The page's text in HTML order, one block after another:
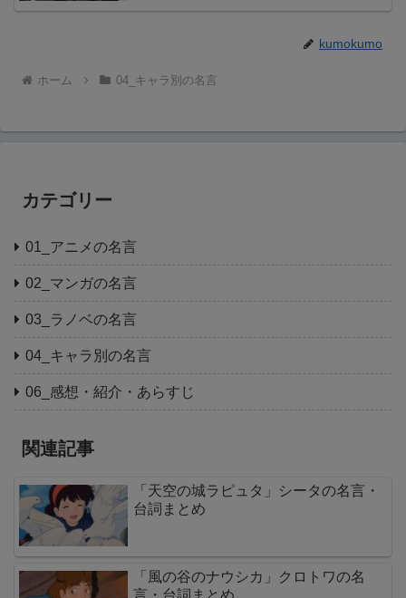
kumokumo
ホーム 04_キャラ別の名言
カテゴリー
01_アニメの名言
02_マンガの名言
03_ラノベの名言
04_キャラ別の名言
06_感想・紹介・あらすじ
関連記事
「天空の城ラピュタ」シータの名言・
台詞まとめ
「風の谷のナウシカ」クロトワの名